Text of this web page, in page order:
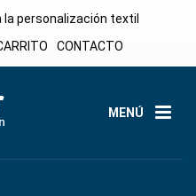
personalización textil
CONTACTO
MENÚ